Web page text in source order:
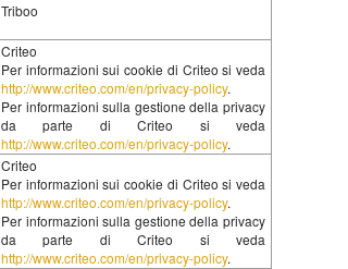
Triboo
Criteo
Per informazioni sui cookie di Criteo si veda
http://www.criteo.com/en/privacy-policy.
Per informazioni sulla gestione della privacy
da parte di Criteo si veda
http://www.criteo.com/en/privacy-policy.
Criteo
Per informazioni sui cookie di Criteo si veda
http://www.criteo.com/en/privacy-policy.
Per informazioni sulla gestione della privacy
da parte di Criteo si veda
http://www.criteo.com/en/privacy-policy.